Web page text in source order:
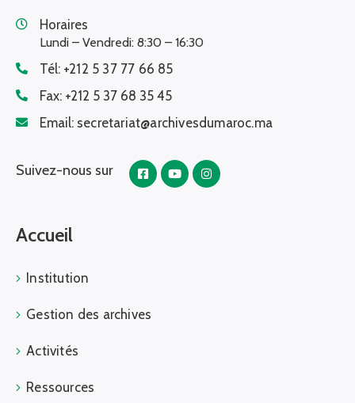
Horaires
Lundi – Vendredi: 8:30 – 16:30
Tél: +212 5 37 77 66 85
Fax: +212 5 37 68 35 45
Email: secretariat@archivesdumaroc.ma
Suivez-nous sur
Accueil
Institution
Gestion des archives
Activités
Ressources